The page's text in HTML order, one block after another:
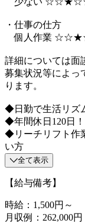
・仕事の仕方
個人作業
詳細については面
募集状況等によっ
ります。
◆日勤で生活リズ
◆年間休日120日
◆リーチリフト作
い方
全て表示
【給与備考】
時給：1,500円～
月収例：262,000